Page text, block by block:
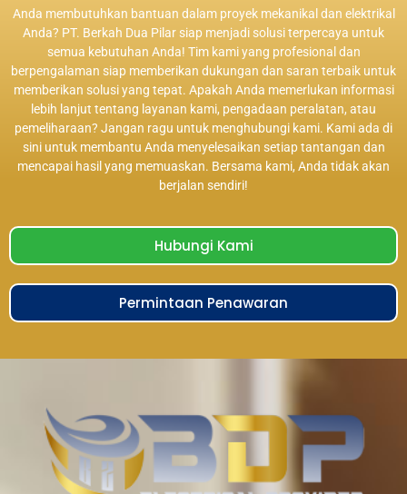
Anda membutuhkan bantuan dalam proyek mekanikal dan elektrikal
Anda? PT. Berkah Dua Pilar siap menjadi solusi terpercaya untuk
semua kebutuhan Anda! Tim kami yang profesional dan
berpengalaman siap memberikan dukungan dan saran terbaik untuk
memberikan solusi yang tepat. Apakah Anda memerlukan informasi
lebih lanjut tentang layanan kami, pengadaan peralatan, atau
pemeliharaan? Jangan ragu untuk menghubungi kami. Kami ada di
sini untuk membantu Anda menyelesaikan setiap tantangan dan
mencapai hasil yang memuaskan. Bersama kami, Anda tidak akan
berjalan sendiri!
Hubungi Kami
Permintaan Penawaran